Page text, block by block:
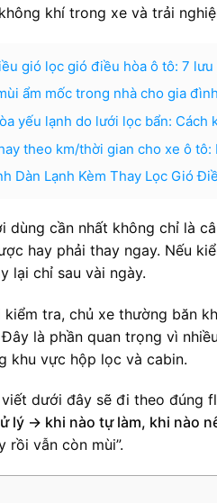
khí trong xe và trải
gió lọc gió điều hòa ô tô: 7
ẩm mốc trong nhà cho gia
yếu lạnh do lưới lọc bẩn:
theo km/thời gian cho xe ô
Dàn Lạnh Kèm Thay Lọc Gió
dùng cần nhất không chỉ là
hay phải thay ngay. Nếu
lại chỉ sau vài ngày.
kiểm tra, chủ xe thường băn
là phần quan trọng vì
khu vực hộp lọc và cabin.
dưới đây sẽ đi theo đúng
lý → khi nào tự làm, khi nào
rồi vẫn còn mùi”.